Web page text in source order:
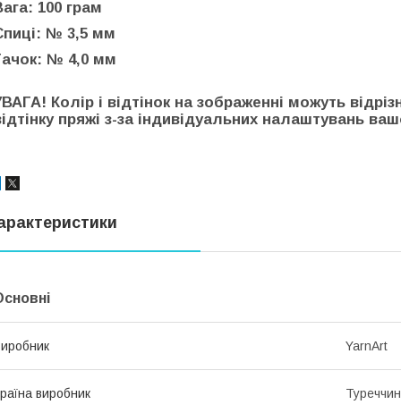
100 грам
№ 3,5 мм
№ 4,0 мм
Колір і відтінок на зображенні можуть
пряжі з-за індивідуальних налаштувань
YarnArt
виробник